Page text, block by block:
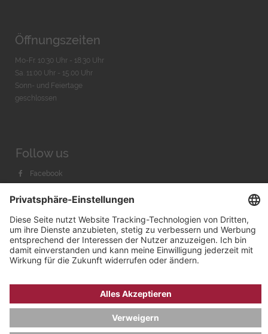
Öffnungszeiten
Mo-Fr. 10:30 Uhr - 18:30 Uhr
Sa. 11:00 Uhr - 15.00 Uhr
Sonn- und Feiertage
geschlossen
Follow us
Facebook
Youtube
IMPRESSUM
AGB & WIDERRUF
COOKIE-EINSTELLUNGEN